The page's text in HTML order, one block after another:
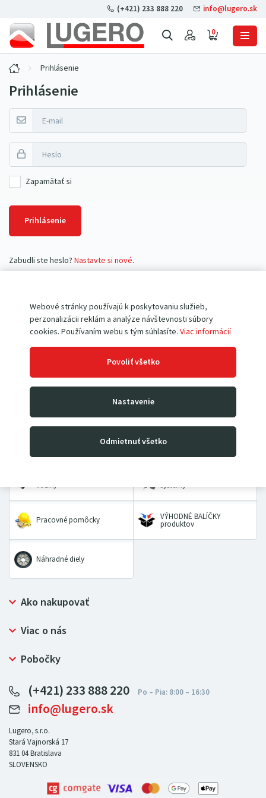
Webové stránky používajú k poskytovaniu služieb,
perzonalizácii reklám a analýze návštevnosti súbory
cookies. Používaním webu s tým súhlasíte. Viac informácií
Povoliť všetko
Nastavenie
Odmietnuť všetko
0
(+421) 233 888 220 info@lugero.sk
Prihlásenie
Prihlásenie
Zapamätať si
Prihlásenie
Zabudli ste heslo? Nastavte si nové.
Dielenské žeriavy a hevery Kladkostroje
vozíky systémy
Pracovné pomôcky VÝHODNÉ BALÍČKY
produktov
Náhradné diely
Ako nakupovať
Prečo nakupovať u LUGERO
Ochrana osobných údajov
Viac o nás
Bezpečný nákup
Certifikát NATUR-PACK
Pre predajcov
Pobočky
LUGERO Nemecko
LUGERO Česká republika
LUGERO Maďarsko
LUGERO Rakousko
(+421) 233 888 220
info@lugero.sk
Lugero, s.r.o.
Stará Vajnorská 17
831 04Bratislava
SLOVENSKO